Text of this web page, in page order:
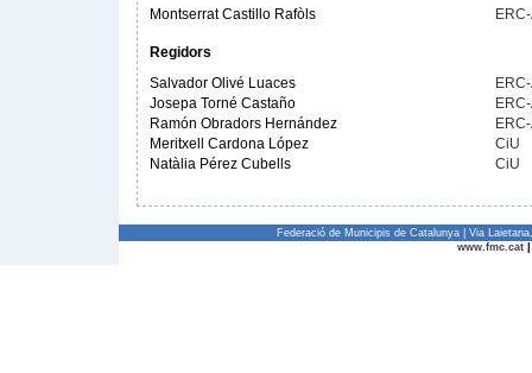
Montserrat Castillo Rafòls
Regidors
Salvador Olivé Luaces
Josepa Torné Castaño
Ramón Obradors Hernández
Meritxell Cardona López
CiU
Natàlia Pérez Cubells
CiU
Federació de Municipis de Catalunya | Via
www.fmc.cat